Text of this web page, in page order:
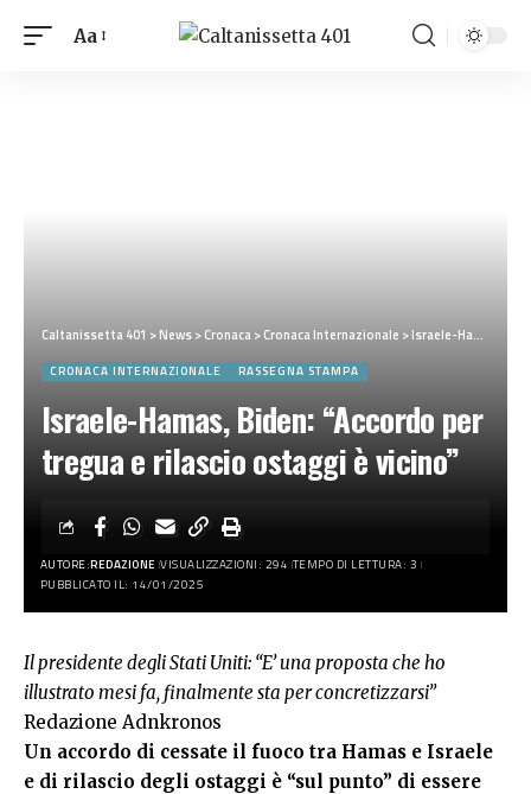
Aa
Caltanissetta 401 >News>Cronaca>Cronaca Internazionale >Israele-Hamas, Biden: “Accordo per tregua e rilascio ostaggi è vicino”
CRONACA INTERNAZIONALE RASSEGNA STAMPA
Israele-Hamas, Biden: “Accordo per
tregua e rilascio ostaggi è vicino”
AUTORE:REDAZIONE VISUALIZZAZIONI: 294 TEMPO DI LETTURA: 3
PUBBLICATO IL: 14/01/2025
Il presidente degli Stati Uniti: “E’ una proposta che ho
illustrato mesi fa, finalmente sta per concretizzarsi”
Redazione Adnkronos
Un accordo di cessate il fuoco tra Hamas e Israele
e di rilascio degli ostaggi è “sul punto” di essere